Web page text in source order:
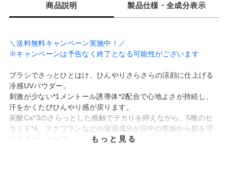
商品説明 製品仕様・全成分表示
＼送料無料キャンペーン実施中！／
※キャンペーンは予告なく終了となる可能性がございます
ブラシでさっとひとはけ、ひんやりさらさらの涼顔に仕上げる
冷感UVパウダー。
刺激が少ない*1メントール誘導体*2配合で心地よさが持続し、
汗をかくたびひんやり感が戻ります。
炭酸Ca*3のさらっとした感触でテカりを抑えながら、5種のセ
ラミド*4、スクワランなどの保湿成分が日中の乾燥から肌を守
りうるおいキープ。
もっと見る